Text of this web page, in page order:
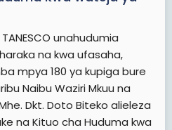
unahudumia
na kwa ufasaha,
mpya 180 ya kupiga bure
Naibu Waziri Mkuu na
Dkt. Doto Biteko alieleza
na Kituo cha Huduma kwa